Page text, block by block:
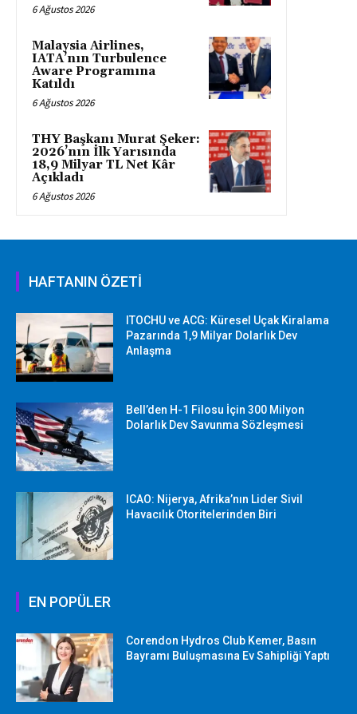
6 Ağustos 2026
Malaysia Airlines,
IATA’nın Turbulence
Aware Programına
Katıldı
6 Ağustos 2026
THY Başkanı Murat Şeker:
2026’nın İlk Yarısında
18,9 Milyar TL Net Kâr
Açıkladı
6 Ağustos 2026
HAFTANIN ÖZETİ
ITOCHU ve ACG: Küresel Uçak Kiralama
Pazarında 1,9 Milyar Dolarlık Dev
Anlaşma
Bell’den H-1 Filosu İçin 300 Milyon
Dolarlık Dev Savunma Sözleşmesi
ICAO: Nijerya, Afrika’nın Lider Sivil
Havacılık Otoritelerinden Biri
EN POPÜLER
Corendon Hydros Club Kemer, Basın
Bayramı Buluşmasına Ev Sahipliği Yaptı